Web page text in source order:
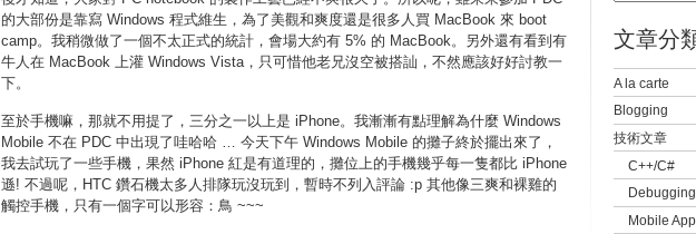
的大部份是靠寫 Windows 程式維生，為了美觀和爽度還是很多人買 MacBook 來 boot
camp。我稍微做了一個不太正式的統計，會場大約有 5% 的 MacBook。另外還有看到有
牛人在 MacBook 上灌 Windows Vista，只可惜他老兄沒空被搭訕，不然應該好好討教一
下。
至於手機嘛，那就不用提了，三分之一以上是 iPhone。我漸漸有點理解為什麼 Windows
Mobile 不在 PDC 中出現了哇哈哈 … 今天下午 Windows Mobile 的攤子終於擺出來了，
我去試玩了一些手機，果然 iPhone 紅是有道理的，攤位上的手機幾乎每一隻都比 iPhone
遜! 不過呢，HTC 鑽石機太多人排隊玩沒玩到，暫時不列入評論 :p 其他像三爽和裸雞的
觸控手機，只有一個字可以形容：鳥 ~~~
文章分
A la carte
Blogging
技術文章
C++/C#
Debugging
Mobile App